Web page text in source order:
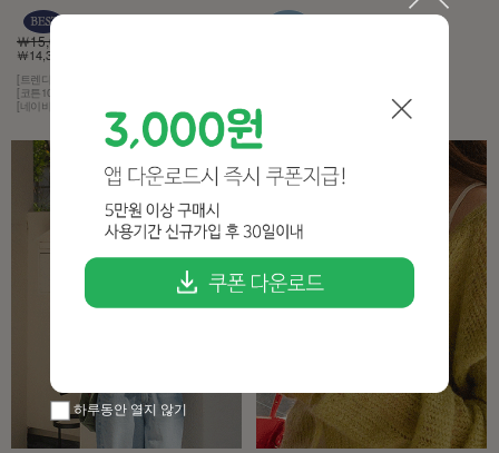
￦15,000
￦14,300 5%
[트렌디한 감성]
[코튼100% 소재]
[네이비 컬러에 화이트 레터링]
[컬러는 4계절 내내 사랑받는 연청]
하루동안 열지 않기